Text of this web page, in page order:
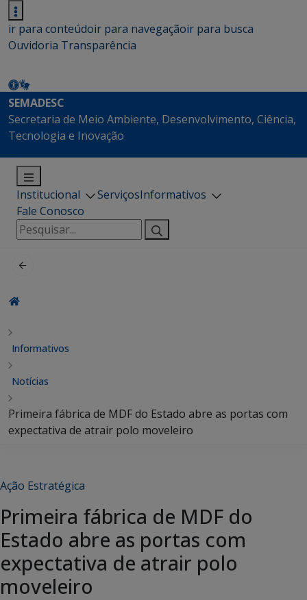
ir para conteúdoir para navegaçãoir para busca
Ouvidoria Transparência
SEMADESC
Secretaria de Meio Ambiente, Desenvolvimento, Ciência,
Tecnologia e Inovação
Institucional ServiçosInformativos
Fale Conosco
Pesquisar
por:
Informativos
Notícias
Primeira fábrica de MDF do Estado abre as portas com
expectativa de atrair polo moveleiro
Ação Estratégica
Primeira fábrica de MDF do
Estado abre as portas com
expectativa de atrair polo
moveleiro